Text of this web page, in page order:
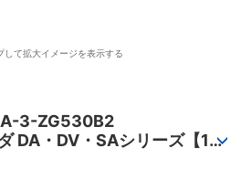
して拡大イメージを表示する
3-ZG530B2
DA・DV・SAシリーズ【1～